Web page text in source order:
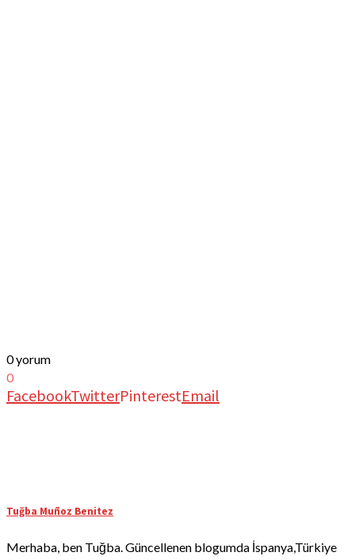
0 yorum
0
FacebookTwitterPinterestEmail
Tuğba Muñoz Benitez
Merhaba, ben Tuğba. Güncellenen blogumda İspanya,Türkiye